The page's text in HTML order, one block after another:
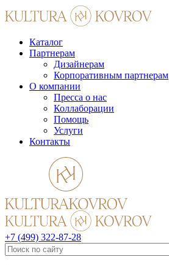
Каталог
Партнерам
Дизайнерам
Корпоративным партнерам
О компании
Пресса о нас
Коллаборации
Помощь
Услуги
Контакты
+7 (499) 322-87-28